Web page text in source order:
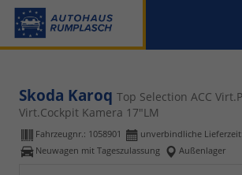
Skoda Karoq Top Selection ACC
Virt.Cockpit Kamera 17"LM
Fahrzeugnr.: 1058901
unverbindliche
Neuwagen mit Tageszulassung
Außenlager